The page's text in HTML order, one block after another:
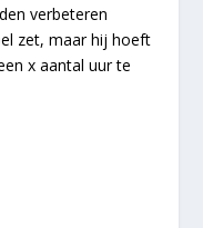
verbeteren
zet, maar hij hoeft
x aantal uur te